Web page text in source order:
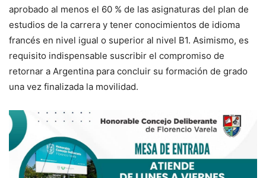
aprobado al menos el 60 % de las asignaturas del plan de
estudios de la carrera y tener conocimientos de idioma
francés en nivel igual o superior al nivel B1. Asimismo, es
requisito indispensable suscribir el compromiso de
retornar a Argentina para concluir su formación de grado
una vez finalizada la movilidad.